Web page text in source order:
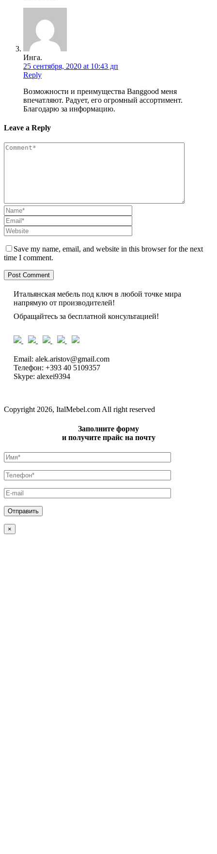
Инга.
25 сентября, 2020 at 10:43 дп
Reply
Возможности и преимущества Banggood меня
впечатляют. Радует, его огромный ассортимент.
Благодарю за информацию.
Leave a Reply
Save my name, email, and website in this browser for the next
time I comment.
Итальянская мебель под ключ в любой точке мира
напрямую от производителей!
Обращайтесь за бесплатной консультацией!
Email: alek.aristov@gmail.com
Телефон: +393 40 5109357
Skype: alexei9394
Copyright 2026, ItalMebel.com All right reserved
Заполните форму
и получите прайс на почту
×